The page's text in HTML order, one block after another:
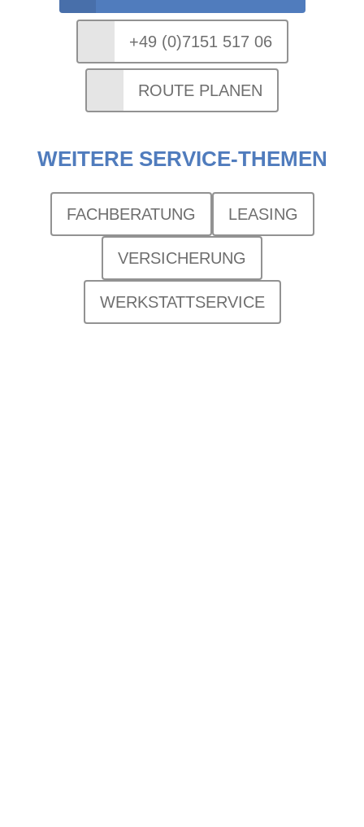
+49 (0)7151 517 06
ROUTE PLANEN
WEITERE SERVICE-THEMEN
FACHBERATUNG LEASING
VERSICHERUNG
WERKSTATTSERVICE